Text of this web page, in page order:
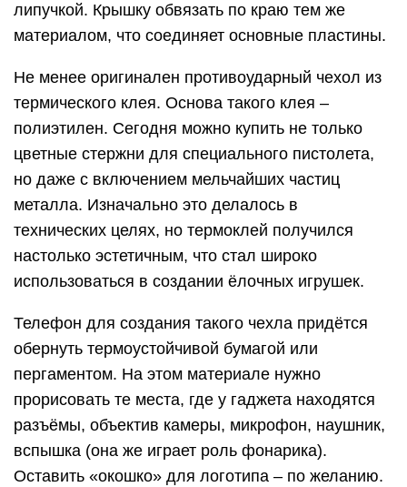
липучкой. Крышку обвязать по краю тем же
материалом, что соединяет основные пластины.
Не менее оригинален противоударный чехол из
термического клея. Основа такого клея –
полиэтилен. Сегодня можно купить не только
цветные стержни для специального пистолета,
но даже с включением мельчайших частиц
металла. Изначально это делалось в
технических целях, но термоклей получился
настолько эстетичным, что стал широко
использоваться в создании ёлочных игрушек.
Телефон для создания такого чехла придётся
обернуть термоустойчивой бумагой или
пергаментом. На этом материале нужно
прорисовать те места, где у гаджета находятся
разъёмы, объектив камеры, микрофон, наушник,
вспышка (она же играет роль фонарика).
Оставить «окошко» для логотипа – по желанию.